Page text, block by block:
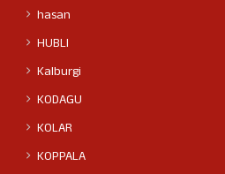
hasan
HUBLI
Kalburgi
KODAGU
KOLAR
KOPPALA